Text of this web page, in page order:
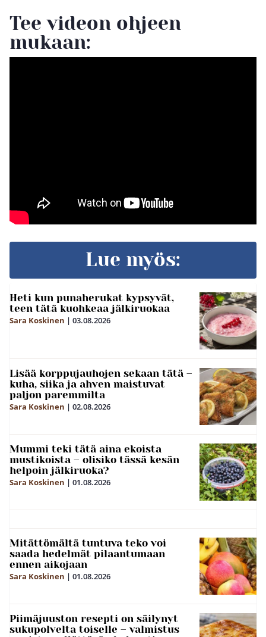
Tee videon ohjeen
mukaan:
Lue myös:
Heti kun punaherukat kypsyvät,
teen tätä kuohkeaa jälkiruokaa
Sara Koskinen | 03.08.2026
Lisää korppujauhojen sekaan tätä –
kuha, siika ja ahven maistuvat
paljon paremmilta
Sara Koskinen | 02.08.2026
Mummi teki tätä aina ekoista
mustikoista – olisiko tässä kesän
helpoin jälkiruoka?
Sara Koskinen | 01.08.2026
Mitättömältä tuntuva teko voi
saada hedelmät pilaantumaan
ennen aikojaan
Sara Koskinen | 01.08.2026
Piimäjuuston resepti on säilynyt
sukupolvelta toiselle – valmistus